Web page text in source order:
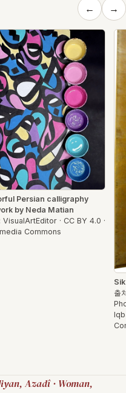
← →
Persian calligraphy
by Neda Matian
VisualArtEditor · CC BY 4.0 ·
Commons
출
Azadî · Woman,